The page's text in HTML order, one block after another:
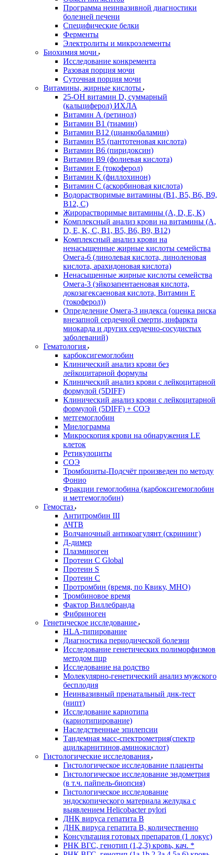
Программа неинвазивной диагностики
болезней печени
Специфические белки
Ферменты
Электролиты и микроэлементы
Биохимия мочи
Исследование конкремента
Разовая порция мочи
Суточная порция мочи
Витамины, жирные кислоты
25-OH витамин D, суммарный
(кальциферол) ИХЛА
Витамин А (ретинол)
Витамин В1 (тиамин)
Витамин В12 (цианкобаламин)
Витамин В5 (пантотеновая кислота)
Витамин В6 (пиридоксин)
Витамин В9 (фолиевая кислота)
Витамин Е (токоферол)
Витамин К (филлохинон)
Витамин С (аскорбиновая кислота)
Водорастворимые витамины (B1, B5, B6, В9,
В12, С)
Жирорастворимые витамины (A, D, E, K)
Комплексный анализ крови на витамины (A,
D, E, K, C, B1, B5, B6, В9, B12)
Комплексный анализ крови на
ненасыщенные жирные кислоты семейства
Омега-6 (линолевая кислота, линоленовая
кислота, арахидоновая кислота)
Ненасыщенные жирные кислоты семейства
Омега-3 (эйкозапентаеновая кислота,
докозагексаеновая кислота, Витамин E
(токоферол))
Определение Омега-3 индекса (оценка риска
внезапной сердечной смерти, инфаркта
миокарда и других сердечно-сосудистых
заболеваний)
Гематология
карбоксигемоглобин
Клинический анализ крови без
лейкоцитарной формулы
Клинический анализ крови с лейкоцитарной
формулой (5DIFF)
Клинический анализ крови с лейкоцитарной
формулой (5DIFF) + СОЭ
метгемоглобин
Миелограмма
Микроскопия крови на обнаружения LE
клеток
Ретикулоциты
СОЭ
Тромбоциты-Подсчёт произведен по методу
Фонио
Фракции гемоглобина (карбоксигемоглобин
и метгемоглобин)
Гемостаз
Антитромбин III
АЧТВ
Волчаночный антикоагулянт (скрининг)
Д-димер
Плазминоген
Протеин C Global
Протеин S
Протеин С
Протромбин (время, по Квику, МНО)
Тромбиновое время
Фактор Виллебранда
Фибриноген
Генетическое исследование
HLA-типирование
Диагностика периодической болезни
Исследование генетических полиморфизмов
методом пцр
Исследование на родство
Молекулярно-генетический анализ мужского
бесплодия
Неинвазивный пренатальный днк-тест
(нипт)
Исследование кариотипа
(кариотипирование)
Наследственные эпилепсии
Тандемная масс-спектрометрия(спектр
ацилкарнитинов,аминокислот)
Гистологические исследования
Гистологическое исследование плаценты
Гистологическое исследование эндометрия
(в т.ч. пайпель-биопсия)
Гистологическое исследование
эндоскопического материала желудка с
выявлением Helicobacter pylori
ДНК вируса гепатита B
ДНК вируса гепатита B, количественно
Консультация готовых препаратов (1 локус)
РНК ВГC, генотип (1,2,3) кровь, кач. *